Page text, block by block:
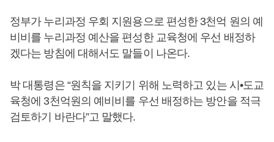
정부가 누리과정 우회 지원용으로 편성한 3천억 원의 예
비비를 누리과정 예산을 편성한 교육청에 우선 배정하
겠다는 방침에 대해서도 말들이 나온다.
박 대통령은 “원칙을 지키기 위해 노력하고 있는 시•도교
육청에 3천억원의 예비비를 우선 배정하는 방안을 적극
검토하기 바란다”고 말했다.